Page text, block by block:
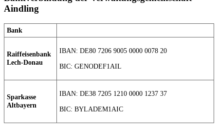
Aindling
Bank
Raiffeisenbank
Lech-Donau
IBAN: DE80 7206 9005 0000 0078 20
BIC: GENODEF1AIL
Sparkasse
Altbayern
IBAN: DE38 7205 1210 0000 1237 37
BIC: BYLADEM1AIC